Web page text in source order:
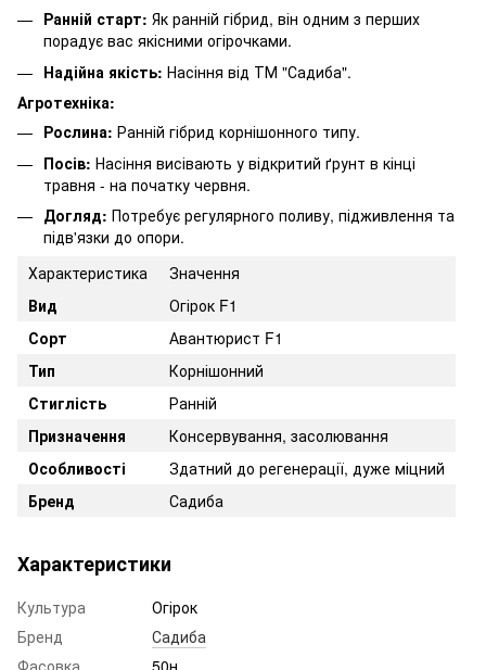
Ранній старт: Як ранній гібрид, він одним з перших
порадує вас якісними огірочками.
Надійна якість: Насіння від ТМ "Садиба".
Агротехніка:
Рослина: Ранній гібрид корнішонного типу.
Посів: Насіння висівають у відкритий ґрунт в кінці
травня - на початку червня.
Догляд: Потребує регулярного поливу, підживлення та
підв'язки до опори.
Характеристика
Значення
Вид
Огірок F1
Сорт
Авантюрист F1
Тип
Корнішонний
Стиглість
Ранній
Призначення
Консервування, засолювання
Особливості
Здатний до регенерації, дуже міцний
Бренд
Садиба
Характеристики
Культура
Огірок
Бренд
Садиба